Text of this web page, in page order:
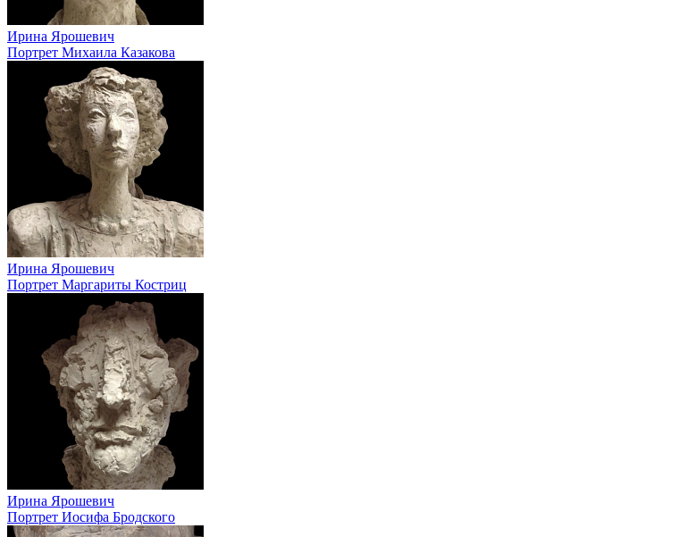
Ирина Ярошевич
Портрет Михаила Казакова
Ирина Ярошевич
Портрет Маргариты Костриц
Ирина Ярошевич
Портрет Иосифа Бродского